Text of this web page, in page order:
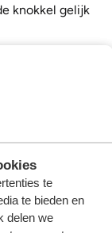
te
te bieden en
delen we
knokkel gelijk
touwtje dat
De lengte is de
die je
de
ringen
kunnen bij